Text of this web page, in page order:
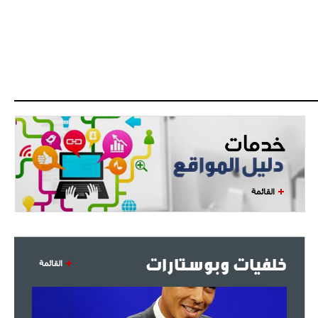
18:30
- 2021/07/25
لوكاتيلي يؤكد نيته في الانتقال إلى
جوفنتوس عبر تويتر!
18:10
- 2021/07/25
أنشيلوتي يصر على جلب كيليني
وقدوم الإيطالي يقترب
القائمة
خلفيات وبوستارات القائمة